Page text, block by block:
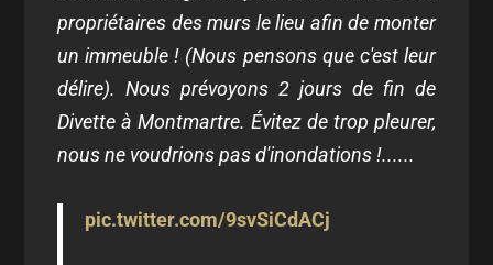
propriétaires des murs le lieu afin de monter
un immeuble ! (Nous pensons que c'est leur
délire). Nous prévoyons 2 jours de fin de
Divette à Montmartre. Évitez de trop pleurer,
nous ne voudrions pas d'inondations !......
pic.twitter.com/9svSiCdACj